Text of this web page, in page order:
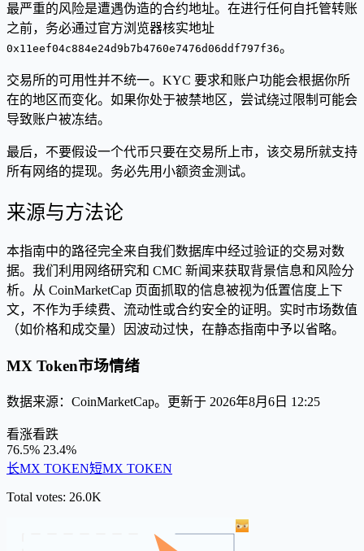
最严重的风险是遭遇伪造的合约地址。在进行任何自托管转账
之前，务必通过官方浏览器核实地址
0x11eef04c884e24d9b7b4760e7476d06ddf797f36。
交易所的可用性并不统一。KYC 要求和账户功能会根据你所
在的地区而变化。如果你处于被禁地区，尝试绕过限制可能会
导致账户被冻结。
最后，不要假设一个代币只要在交易所上市，该交易所就支持
所有网络的提现。务必先用小额资金测试。
来源与方法论
本指南中的路径完全来自我们数据库中经过验证的交易对数
据。我们利用网络研究和 CMC 新闻来获取背景信息和风险分
析。从 CoinMarketCap 页面抓取的信息被视为低置信度上下
文，不作为手续费、流动性或合约安全的证明。实时市场数值
（如价格和成交量）因波动过快，在静态指南中予以省略。
MX Token市场情绪
数据来源：CoinMarketCap。更新于 2026年8月6日 12:25
看涨看跌
76.5% 23.4%
长MX TOKEN短MX TOKEN
Total votes: 26.0K